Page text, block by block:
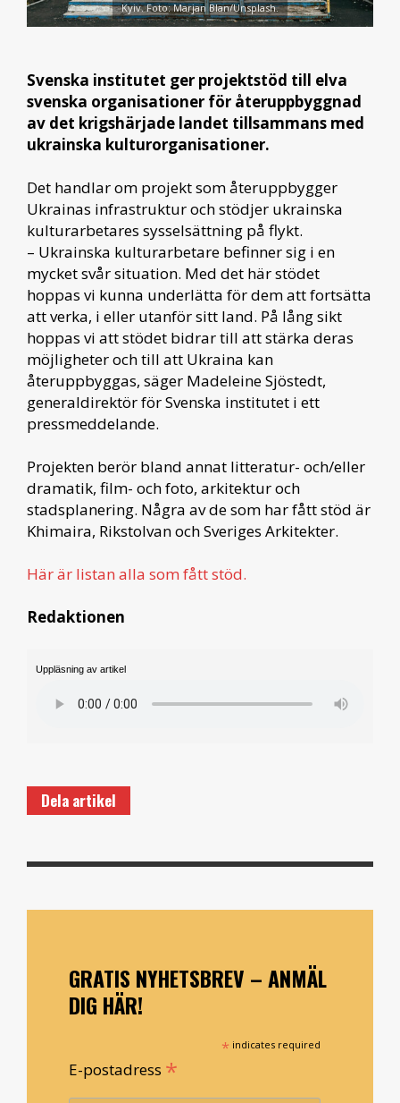
Kyiv. Foto: Marjan Blan/Unsplash.
Svenska institutet ger projektstöd till elva
svenska organisationer för återuppbyggnad
av det krigshärjade landet tillsammans med
ukrainska kulturorganisationer.
Det handlar om projekt som återuppbygger
Ukrainas infrastruktur och stödjer ukrainska
kulturarbetares sysselsättning på flykt.
– Ukrainska kulturarbetare befinner sig i en
mycket svår situation. Med det här stödet
hoppas vi kunna underlätta för dem att fortsätta
att verka, i eller utanför sitt land. På lång sikt
hoppas vi att stödet bidrar till att stärka deras
möjligheter och till att Ukraina kan
återuppbyggas, säger Madeleine Sjöstedt,
generaldirektör för Svenska institutet i ett
pressmeddelande.
Projekten berör bland annat litteratur- och/eller
dramatik, film- och foto, arkitektur och
stadsplanering. Några av de som har fått stöd är
Khimaira, Rikstolvan och Sveriges Arkitekter.
Här är listan alla som fått stöd.
Redaktionen
Uppläsning av artikel
Dela artikel
GRATIS NYHETSBREV – ANMÄL
DIG HÄR!
* indicates required
E-postadress *